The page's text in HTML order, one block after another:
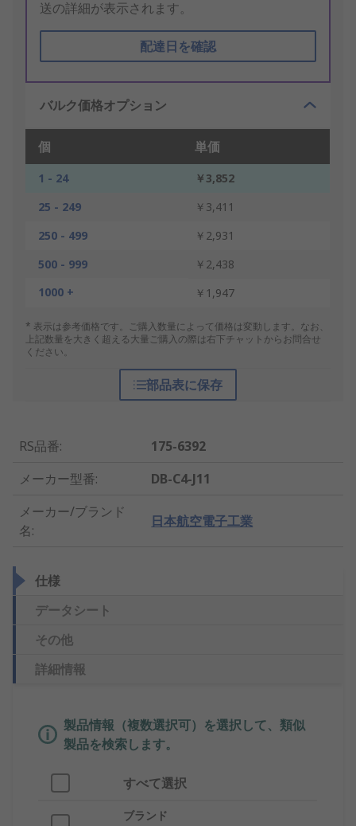
送の詳細が表示されます。
配達日を確認
バルク価格オプション
個 単価
1 - 24
￥3,852
25 - 249
￥3,411
250 - 499
￥2,931
500 - 999
￥2,438
1000 +
￥1,947
* 表示は参考価格です。ご購入数量によって価格は変動します。なお、
上記数量を大きく超える大量ご購入の際は右下チャットからお問合せ
ください。
部品表に保存
RS品番:
175-6392
メーカー型番:
DB-C4-J11
メーカー/ブランド
名:
日本航空電子工業
仕様
データシート
その他
詳細情報
製品情報（複数選択可）を選択して、類似
製品を検索します。
すべて選択
ブランド